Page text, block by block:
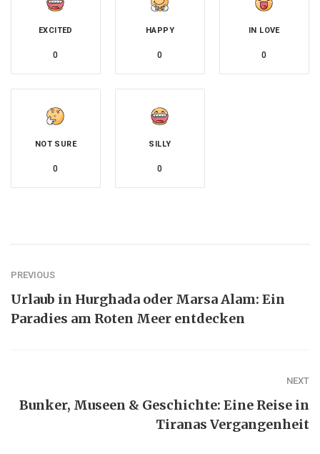
EXCITED
0
HAPPY
0
IN LOVE
0
NOT SURE
0
SILLY
0
PREVIOUS
Urlaub in Hurghada oder Marsa Alam: Ein
Paradies am Roten Meer entdecken
NEXT
Bunker, Museen & Geschichte: Eine Reise in
Tiranas Vergangenheit